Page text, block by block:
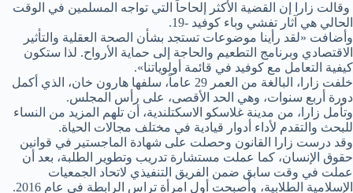
وقالت زارا إن القضية الأكثر إلحاحاً التي تواجه المسلمين في الوقت
الحالي هي آثار تفشي وباء كوفيد -19.
وأضافت «لقد رأينا موضوعات تستجد بشأن الصحة العقلية والتأثير
الاقتصادي وبرنامج التطعيم والحاجة إلى حماية الأرواح. لذا ستكون
كيفية التعامل مع كوفيد في قائمة أولوياتنا».
خلفت زارا، البالغة من العمر 29 عاماً، سلفها هارون خان، الذي أكمل
دورة أربع سنوات، وهي الحد الأقصى، على رأس المجلس.
وتأمل زارا، من مدينة غلاسكو الاسكتلندية، أن تلهم المزيد من النساء
للبحث والتقدم لأداء أدوار قيادية في مختلف مجالات الحياة.
وقد درست زارا القانون وحصلت على شهادة الماجستير في قوانين
حقوق الإنسان، كما عملت مستشارة تدريب وتطوير الطلبة، بعد أن
عملت في وقت سابق ضمن الفريق التنفيذي لاتحاد الجمعيات
الإسلامية الطلابية، وأصبحت أول امرأة تراس الرابطة في عام 2016.